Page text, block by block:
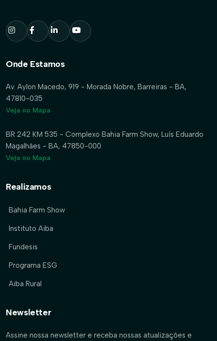
Onde Estamos
Av. Aylon Macedo, 919 - Morada Nobre, Barreiras - BA,
47810-035
Veja no Mapa
BR 242 KM 535 - Complexo Bahia Farm Show, Luís Eduardo
Magalhães - BA, 47850-000
Veja no Mapa
Realizamos
Bahia Farm Show
Instituto Aiba
Fundesis
Programa ESG
Aiba Rural
Newsletter
Assine nossa newsletter e receba nossas atualizações e